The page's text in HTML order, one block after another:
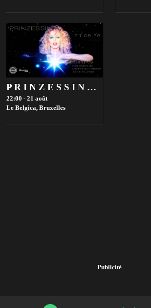
P R I N Z E S S I N 🔥 L E B E L G I C A 🪩
22:00 - 21 août
Le Belgica, Bruxelles
Publicité